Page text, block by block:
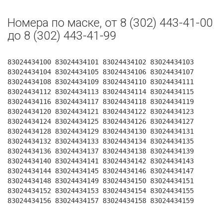
Номера по маске, от 8 (302) 443-41-00
до 8 (302) 443-41-99
83024434100 83024434101 83024434102 83024434103
83024434104 83024434105 83024434106 83024434107
83024434108 83024434109 83024434110 83024434111
83024434112 83024434113 83024434114 83024434115
83024434116 83024434117 83024434118 83024434119
83024434120 83024434121 83024434122 83024434123
83024434124 83024434125 83024434126 83024434127
83024434128 83024434129 83024434130 83024434131
83024434132 83024434133 83024434134 83024434135
83024434136 83024434137 83024434138 83024434139
83024434140 83024434141 83024434142 83024434143
83024434144 83024434145 83024434146 83024434147
83024434148 83024434149 83024434150 83024434151
83024434152 83024434153 83024434154 83024434155
83024434156 83024434157 83024434158 83024434159